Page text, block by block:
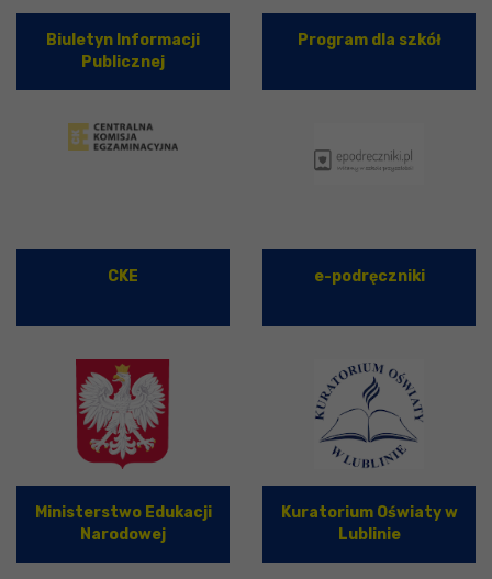
Biuletyn Informacji
Publicznej
Program dla szkół
CKE e-podręczniki
Ministerstwo Edukacji
Narodowej
Kuratorium Oświaty w
Lublinie